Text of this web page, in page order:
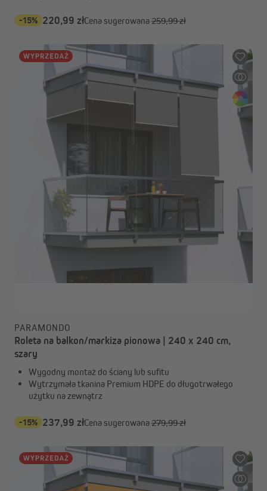
-15% 220,99 złCena sugerowana259,99 zł
PARAMONDO
Roleta na balkon/markiza pionowa | 240 x 240 cm,
szary
Wygodny montaż do ściany lub sufitu
Wytrzymała tkanina Premium HDPE do długotrwałego
użytku na zewnątrz
-15% 237,99 złCena sugerowana279,99 zł